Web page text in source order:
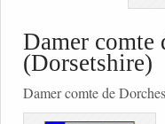
Damer comte
(Dorsetshire)
Damer comte de